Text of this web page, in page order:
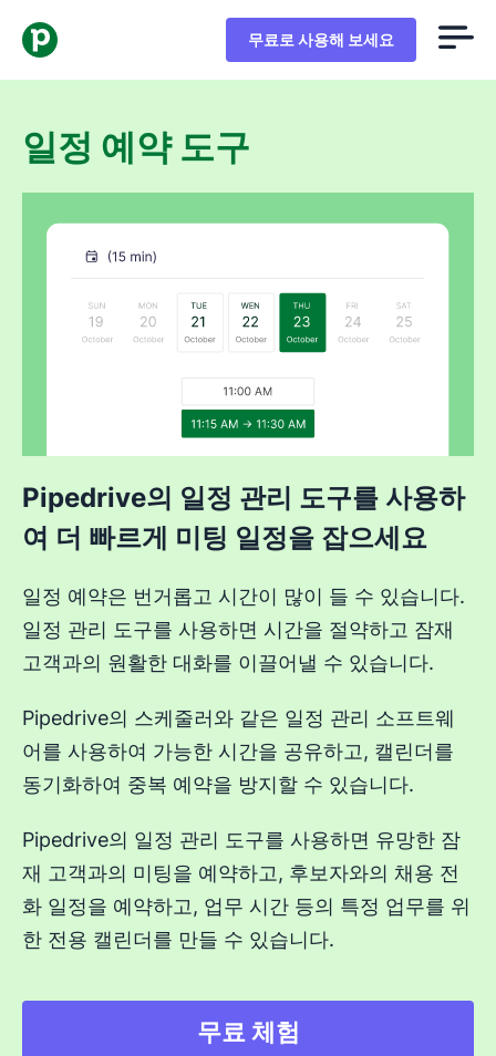
무료로 사용해 보세요
일정 예약 도구
Pipedrive의 일정 관리 도구를 사용하
여 더 빠르게 미팅 일정을 잡으세요
일정 예약은 번거롭고 시간이 많이 들 수 있습니다.
일정 관리 도구를 사용하면 시간을 절약하고 잠재
고객과의 원활한 대화를 이끌어낼 수 있습니다.
Pipedrive의 스케줄러와 같은 일정 관리 소프트웨
어를 사용하여 가능한 시간을 공유하고, 캘린더를
동기화하여 중복 예약을 방지할 수 있습니다.
Pipedrive의 일정 관리 도구를 사용하면 유망한 잠
재 고객과의 미팅을 예약하고, 후보자와의 채용 전
화 일정을 예약하고, 업무 시간 등의 특정 업무를 위
한 전용 캘린더를 만들 수 있습니다.
무료 체험